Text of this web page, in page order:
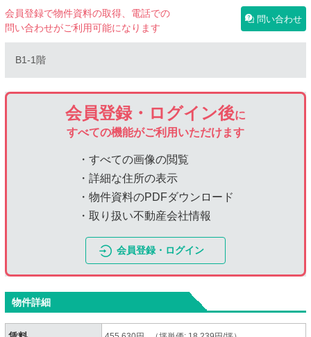
会員登録で物件資料の取得、電話での
問い合わせがご利用可能になります
問い合わせ
B1-1階
会員登録・ログイン後に
すべての機能がご利用いただけます
・すべての画像の閲覧
・詳細な住所の表示
・物件資料のPDFダウンロード
・取り扱い不動産会社情報
会員登録・ログイン
物件詳細